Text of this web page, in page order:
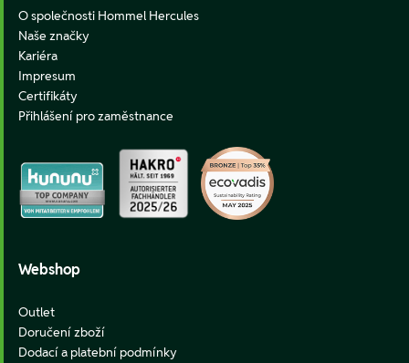
O společnosti Hommel Hercules
Naše značky
Kariéra
Impresum
Certifikáty
Přihlášení pro zaměstnance
Webshop
Outlet
Doručení zboží
Dodací a platební podmínky